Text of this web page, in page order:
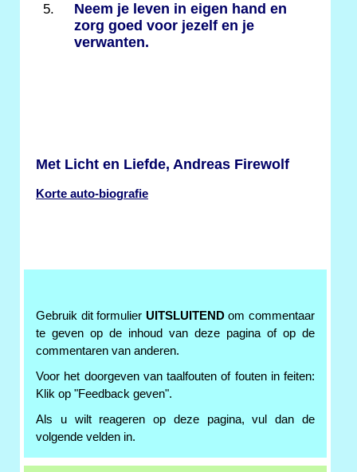
Neem je leven in eigen hand en
zorg goed voor jezelf en je
verwanten.
Met Licht en Liefde, Andreas Firewolf
Korte auto-biografie
Gebruik dit formulier UITSLUITENDom commentaar
te geven op de inhoud van deze pagina of op de
commentaren van anderen.
Voor het doorgeven van taalfouten of fouten in feiten:
Klik op "Feedback geven".
Als u wilt reageren op deze pagina, vul dan de
volgende velden in.